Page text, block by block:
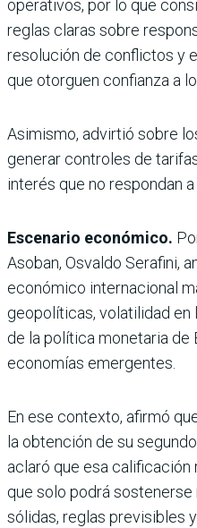
operativos, por lo que
reglas claras sobre
resolución de conflictos y
que otorguen confianza a
Asimismo, advirtió sobre
generar controles de
interés que no respondan
Escenario económico.
Asoban, Osvaldo Serafini,
económico internacional
geopolíticas, volatilidad
de la política monetaria de
economías emergentes.
En ese contexto, afirmó
la obtención de su
aclaró que esa calificación
que solo podrá
sólidas, reglas previsibles